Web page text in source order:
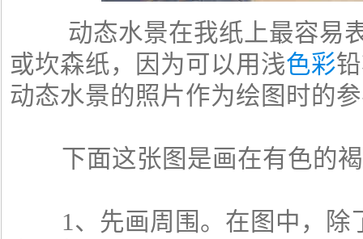
动态水景在我纸上最容易表
或坎森纸，因为可以用浅色彩
动态水景的照片作为绘图时的
下面这张图是画在有色的褐
1、先画周围。在图中，除